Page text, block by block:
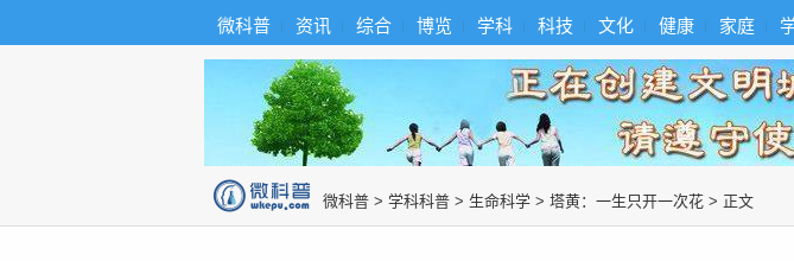
微科普 资讯 综合 博览 学科 科技 文化 健康 家庭
微科普 > 学科科普 > 生命科学 > 塔黄：一生只开一次花 > 正文